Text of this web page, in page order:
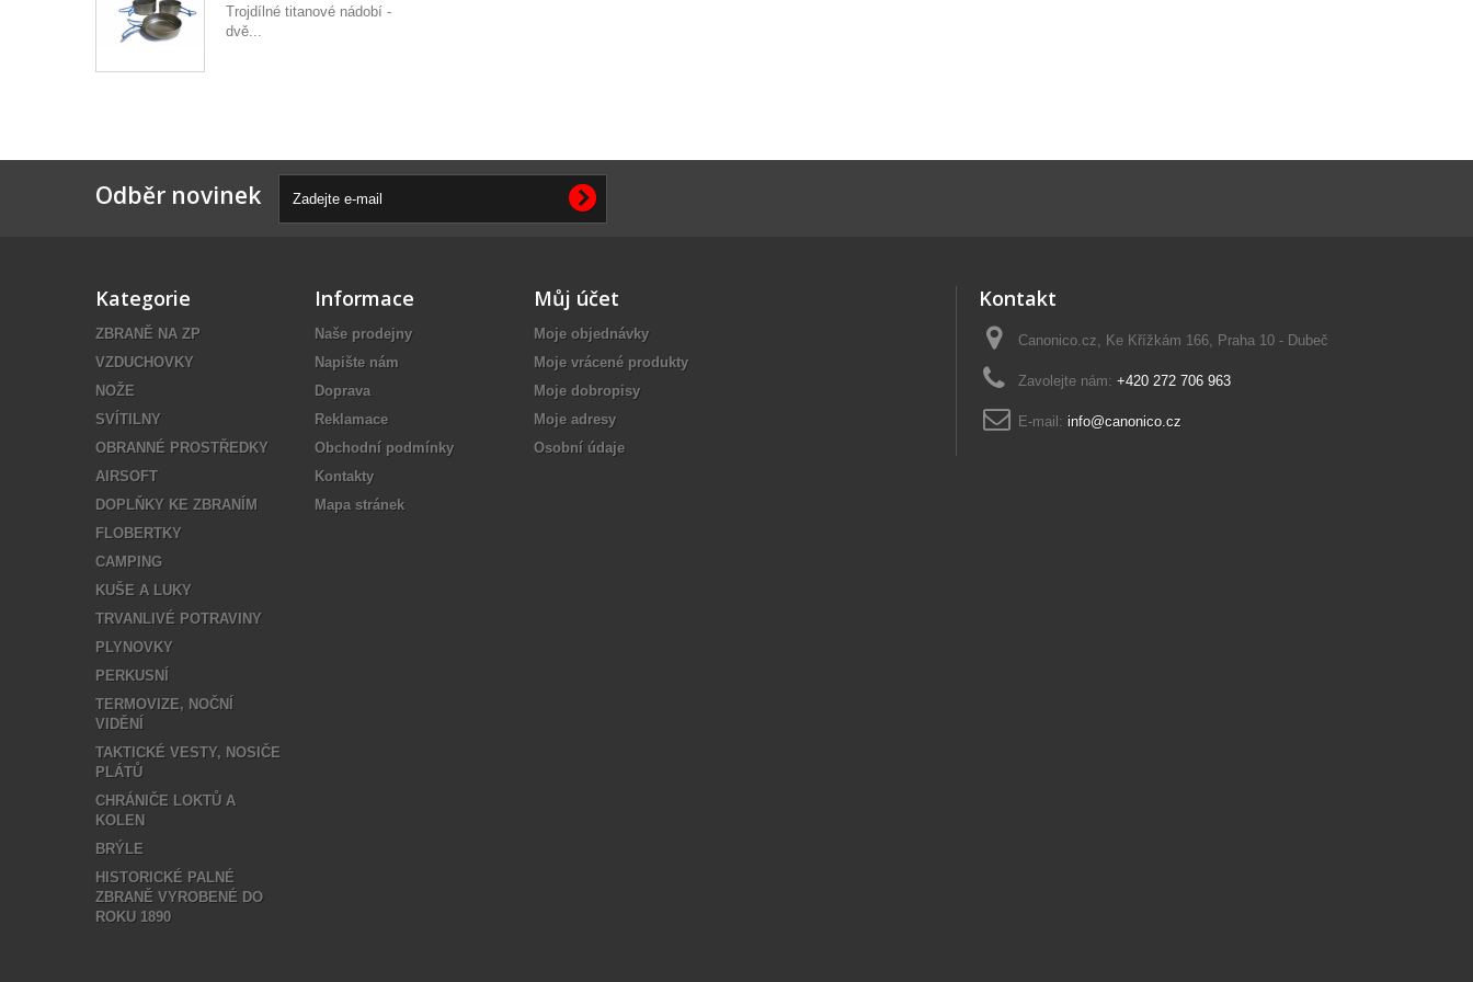
Trojdílné titanové nádobí -
dvě...
Odběr novinek
Kategorie
ZBRANĚ NA ZP
VZDUCHOVKY
NOŽE
SVÍTILNY
OBRANNÉ PROSTŘEDKY
AIRSOFT
DOPLŇKY KE ZBRANÍM
FLOBERTKY
CAMPING
KUŠE A LUKY
TRVANLIVÉ POTRAVINY
PLYNOVKY
PERKUSNÍ
TERMOVIZE, NOČNÍ
VIDĚNÍ
TAKTICKÉ VESTY, NOSIČE
PLÁTŮ
CHRÁNIČE LOKTŮ A
KOLEN
BRÝLE
HISTORICKÉ PALNÉ
ZBRANĚ VYROBENÉ DO
ROKU 1890
Informace
Naše prodejny
Napište nám
Doprava
Reklamace
Obchodní podmínky
Kontakty
Mapa stránek
Můj účet
Moje objednávky
Moje vrácené produkty
Moje dobropisy
Moje adresy
Osobní údaje
Kontakt
Canonico.cz, Ke Křížkám 166, Praha 10 - Dubeč
Zavolejte nám: +420 272 706 963
E-mail: info@canonico.cz